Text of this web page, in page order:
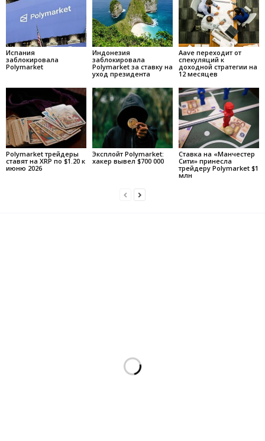
Испания
заблокировала
Polymarket
Индонезия
заблокировала
Polymarket за ставку на
уход президента
Aave переходит от
спекуляций к
доходной стратегии на
12 месяцев
Polymarket трейдеры
ставят на XRP по $1.20 к
июню 2026
Эксплойт Polymarket:
хакер вывел $700 000
Ставка на «Манчестер
Сити» принесла
трейдеру Polymarket $1
млн